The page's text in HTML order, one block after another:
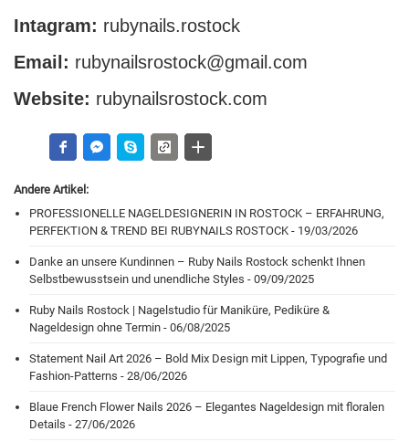
Intagram: rubynails.rostock
Email: rubynailsrostock@gmail.com
Website: rubynailsrostock.com
Andere Artikel:
PROFESSIONELLE NAGELDESIGNERIN IN ROSTOCK – ERFAHRUNG,
PERFEKTION & TREND BEI RUBYNAILS ROSTOCK - 19/03/2026
Danke an unsere Kundinnen – Ruby Nails Rostock schenkt Ihnen
Selbstbewusstsein und unendliche Styles - 09/09/2025
Ruby Nails Rostock | Nagelstudio für Maniküre, Pediküre &
Nageldesign ohne Termin - 06/08/2025
Statement Nail Art 2026 – Bold Mix Design mit Lippen, Typografie und
Fashion-Patterns - 28/06/2026
Blaue French Flower Nails 2026 – Elegantes Nageldesign mit floralen
Details - 27/06/2026